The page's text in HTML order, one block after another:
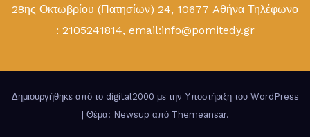
28ης Οκτωβρίου (Πατησίων) 24, 10677 Aθήνα Τηλέφωνο
: 2105241814, email:info@pomitedy.gr
Δημιουργήθηκε από το digital2000 με την Υποστήριξη του WordPress
Θέμα: Newsup από Themeansar.